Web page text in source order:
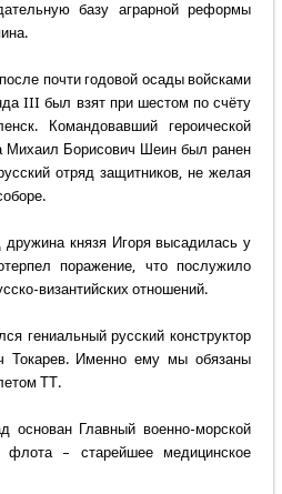
базу аграрной реформы
почти годовой осады войсками
III был взят при шестом по счёту
Командовавший героической
Михаил Борисович Шеин был ранен
отряд защитников, не желая
дружина князя Игоря высадилась у
поражение, что послужило
византийских отношений.
гениальный русский конструктор
Токарев. Именно ему мы обязаны
ТТ.
основан Главный военно-морской
флота – старейшее медицинское